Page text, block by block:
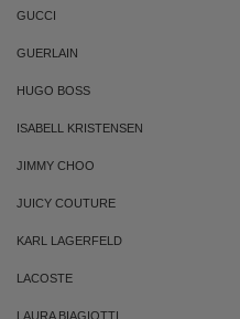
GUCCI
GUERLAIN
HUGO BOSS
ISABELL KRISTENSEN
JIMMY CHOO
JUICY COUTURE
KARL LAGERFELD
LACOSTE
LAURA BIAGIOTTI